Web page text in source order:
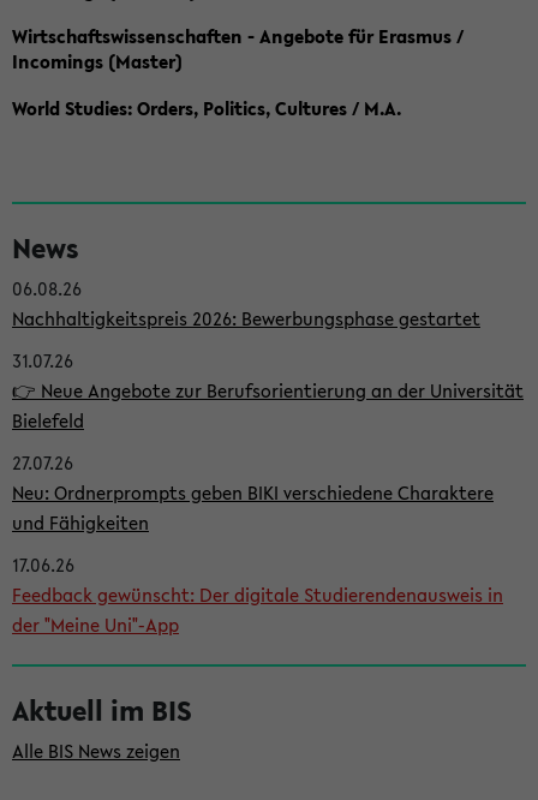
Wirtschaftswissenschaften - Angebote für Erasmus /
Incomings (Master)
World Studies: Orders, Politics, Cultures / M.A.
e
i
t
e
n
l
e
i
s
t
e
News
06.08.26
Nachhaltigkeitspreis 2026: Bewerbungsphase gestartet
31.07.26
👉 Neue Angebote zur Berufsorientierung an der Universität
Bielefeld
27.07.26
Neu: Ordnerprompts geben BIKI verschiedene Charaktere
und Fähigkeiten
17.06.26
Feedback gewünscht: Der digitale Studierendenausweis in
der "Meine Uni"-App
Aktuell im BIS
Alle BIS News zeigen